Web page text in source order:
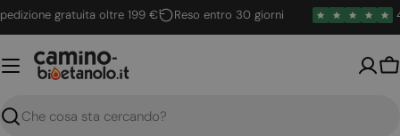
Vai
al
contenuto
gratuita oltre 199 € Reso entro 30 giorni 4.6 /
Ricerca